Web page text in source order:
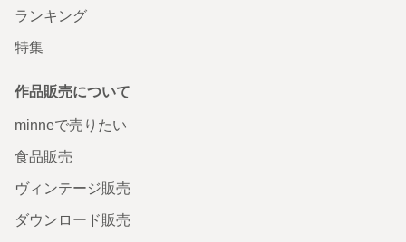
ランキング
特集
作品販売について
minneで売りたい
食品販売
ヴィンテージ販売
ダウンロード販売